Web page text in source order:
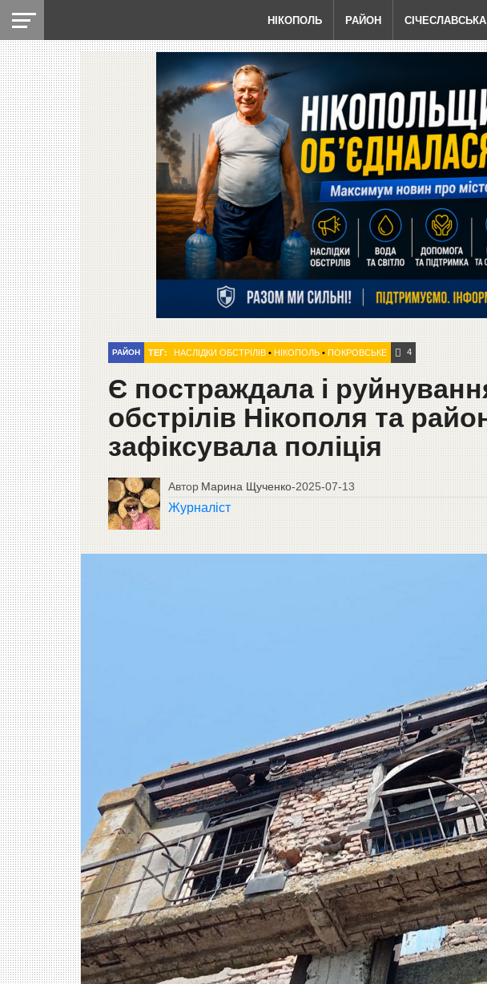
НІКОПОЛЬ РАЙОН СІЧЕСЛАВСЬКА
РАЙОН ТЕГ: НАСЛІДКИ ОБСТРІЛІВ• НІКОПОЛЬ• ПОКРОВСЬКЕ 4
Є постраждала і
обстрілів Нікополя та
зафіксувала поліція
Автор Марина Щученко-2025-07-13
Журналіст